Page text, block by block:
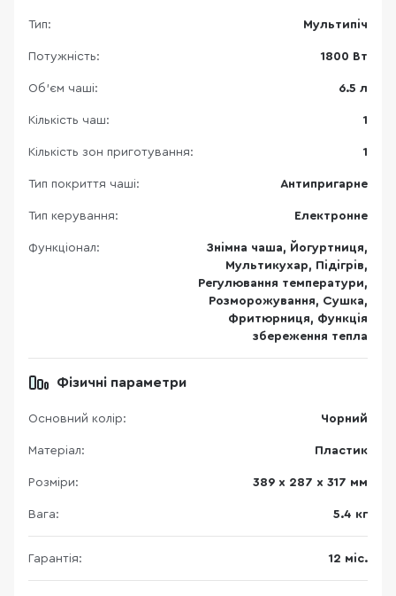
Тип: Мультипіч
Потужність: 1800 Вт
Об'єм чаші: 6.5 л
Кількість чаш: 1
Кількість зон приготування: 1
Тип покриття чаші: Антипригарне
Тип керування: Електронне
Функціонал:
Знімна чаша, Йогуртниця,
Мультикухар, Підігрів,
Регулювання температури,
Розморожування, Сушка,
Фритюрниця, Функція
збереження тепла
Фізичні параметри
Основний колір: Чорний
Матеріал: Пластик
Розміри: 389 х 287 х 317 мм
Вага: 5.4 кг
Гарантія: 12 міс.